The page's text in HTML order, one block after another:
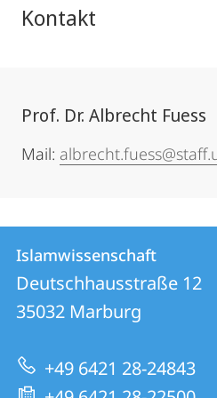
Kontakt
Prof. Dr. Albrecht Fuess
Mail:
Kontakt
und
Informationen
zur
Website
Kontaktinformationen
Islamwissenschaft
Islamwissenschaft
Deutschhausstraße 12
35032 Marburg
+49 6421 28-24843